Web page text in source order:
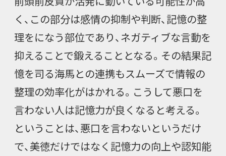
く、この部分は感情の抑制や判断、記憶の整
理をになう部位であり、ネガティブな言動を
抑えることで鍛えることとなる。その結果記
憶を司る海馬との連携もスムーズで情報の
整理の効率化がはかれる。こうして悪口を
言わない人は記憶力が良くなると考える。
ということは、悪口を言わないというだけ
で、美徳だけではなく記憶力の向上や認知能